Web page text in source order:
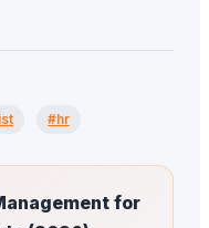
#hr
for